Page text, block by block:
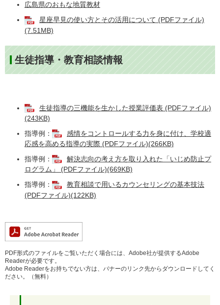
広島県のおもな地質教材
星座早見の使い方とその活用について (PDFファイル)
(7.51MB)
生徒指導・教育相談情報
生徒指導の三機能を生かした授業評価表 (PDFファイル)
(243KB)
指導例：
感情をコントロールする力を身に付け、学校適
応感を高める指導の実際 (PDFファイル)(266KB)
指導例：
解決志向の考え方を取り入れた「いじめ防止プ
ログラム」 (PDFファイル)(669KB)
指導例：
教育相談で用いるカウンセリングの基本技法
(PDFファイル)(122KB)
PDF形式のファイルをご覧いただく場合には、Adobe社が提供するAdobe
Readerが必要です。
Adobe Readerをお持ちでない方は、バナーのリンク先からダウンロードしてく
ださい。（無料）